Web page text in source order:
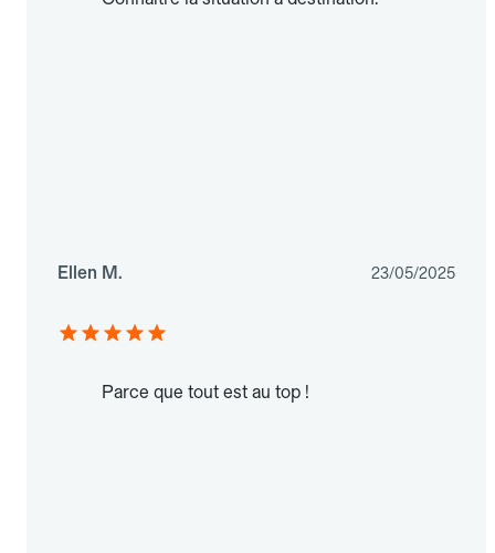
Ellen M. 23/05/2025
Parce que tout est au top !